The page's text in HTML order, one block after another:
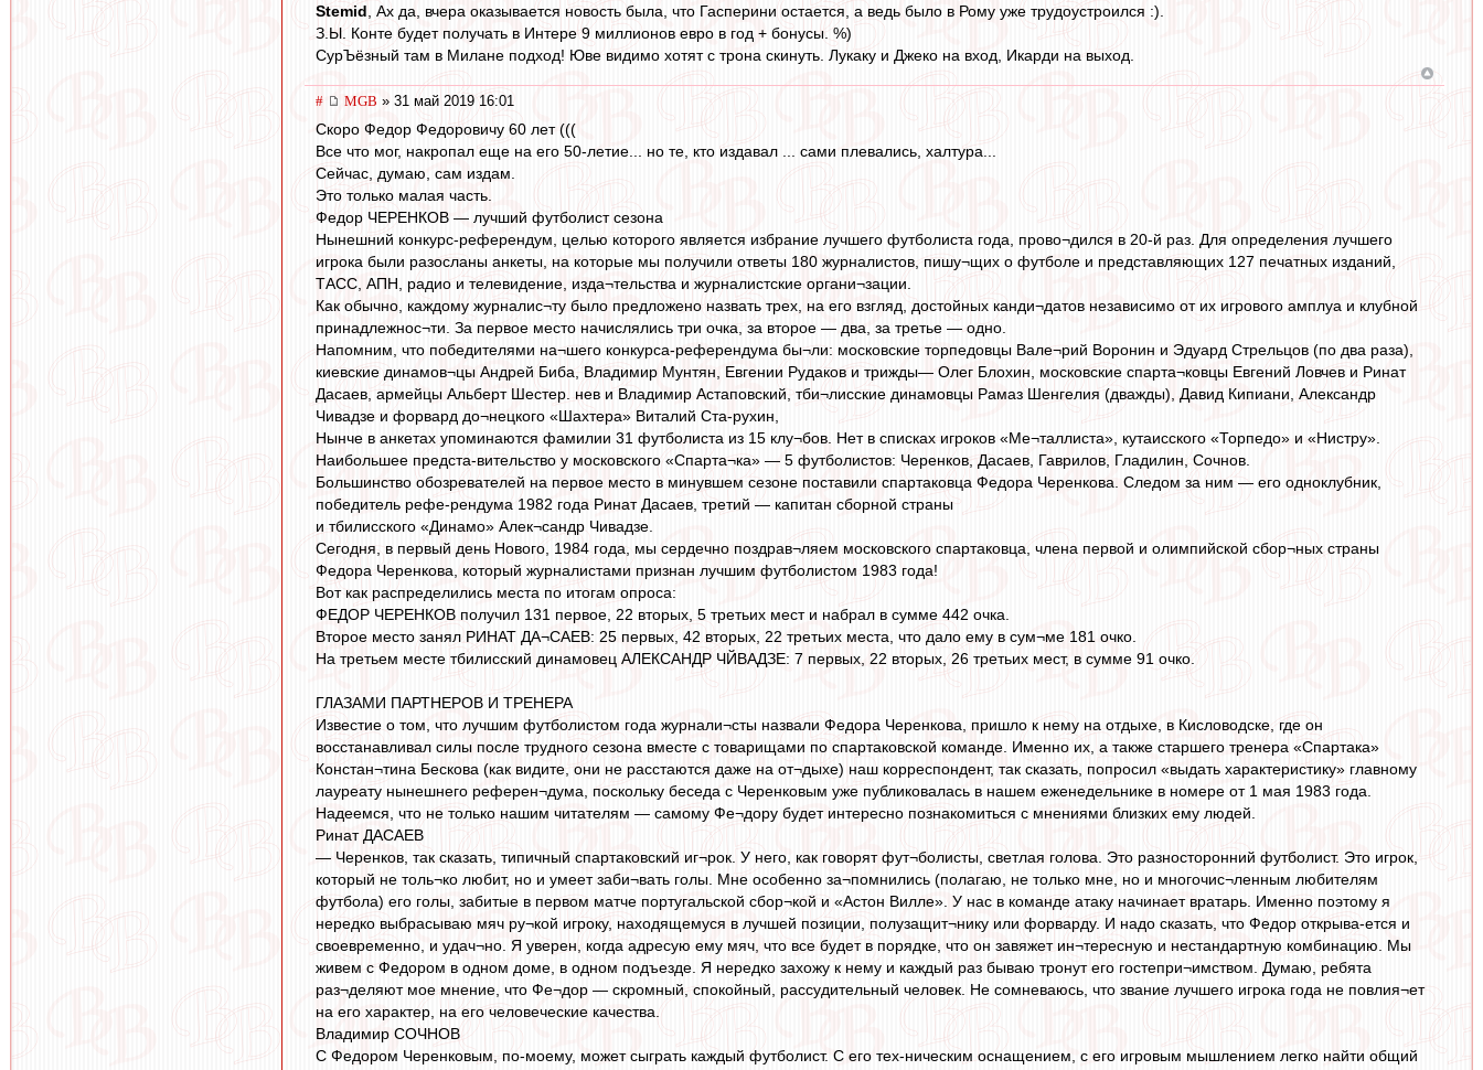
Stemid , Ах да, вчера оказывается новость была, что Гасперини остается, а ведь было в Рому уже трудоустроился :).
З.Ы. Конте будет получать в Интере 9 миллионов евро в год + бонусы. %)
СурЪёзный там в Милане подход! Юве видимо хотят с трона скинуть. Лукаку и Джеко на вход, Икарди на выход.
# MGB » 31 май 2019 16:01
Скоро Федор Федоровичу 60 лет (((
Все что мог, накропал еще на его 50-летие... но те, кто издавал ... сами плевались, халтура...
Сейчас, думаю, сам издам.
Это только малая часть.
Федор ЧЕРЕНКОВ — лучший футболист сезона
Нынешний конкурс-референдум, целью которого является избрание лучшего футболиста года, прово¬дился в 20-й раз. Для определения лучшего
игрока были разосланы анкеты, на которые мы получили ответы 180 журналистов, пишу¬щих о футболе и представляющих 127 печатных изданий,
ТАСС, АПН, радио и телевидение, изда¬тельства и журналистские органи¬зации.
Как обычно, каждому журналис¬ту было предложено назвать трех, на его взгляд, достойных канди¬датов независимо от их игрового амплуа и клубной
принадлежнос¬ти. За первое место начислялись три очка, за второе — два, за третье — одно.
Напомним, что победителями на¬шего конкурса-референдума бы¬ли: московские торпедовцы Вале¬рий Воронин и Эдуард Стрельцов (по два раза),
киевские динамов¬цы Андрей Биба, Владимир Мунтян, Евгении Рудаков и трижды— Олег Блохин, московские спарта¬ковцы Евгений Ловчев и Ринат
Дасаев, армейцы Альберт Шестер. нев и Владимир Астаповский, тби¬лисские динамовцы Рамаз Шенгелия (дважды), Давид Кипиани, Александр
Чивадзе и форвард до¬нецкого «Шахтера» Виталий Ста-рухин,
Нынче в анкетах упоминаются фамилии 31 футболиста из 15 клу¬бов. Нет в списках игроков «Ме¬таллиста», кутаисского «Торпедо» и «Нистру».
Наибольшее предста-вительство у московского «Спарта¬ка» — 5 футболистов: Черенков, Дасаев, Гаврилов, Гладилин, Сочнов.
Большинство обозревателей на первое место в минувшем сезоне поставили спартаковца Федора Черенкова. Следом за ним — его одноклубник,
победитель рефе-рендума 1982 года Ринат Дасаев, третий — капитан сборной страны
и тбилисского «Динамо» Алек¬сандр Чивадзе.
Сегодня, в первый день Нового, 1984 года, мы сердечно поздрав¬ляем московского спартаковца, члена первой и олимпийской сбор¬ных страны
Федора Черенкова, который журналистами признан лучшим футболистом 1983 года!
Вот как распределились места по итогам опроса:
ФЕДОР ЧЕРЕНКОВ получил 131 первое, 22 вторых, 5 третьих мест и набрал в сумме 442 очка.
Второе место занял РИНАТ ДА¬САЕВ: 25 первых, 42 вторых, 22 третьих места, что дало ему в сум¬ме 181 очко.
На третьем месте тбилисский динамовец АЛЕКСАНДР ЧЙВАДЗЕ: 7 первых, 22 вторых, 26 третьих мест, в сумме 91 очко.
ГЛАЗАМИ ПАРТНЕРОВ И ТРЕНЕРА
Известие о том, что лучшим футболистом года журнали¬сты назвали Федора Черенкова, пришло к нему на отдыхе, в Кисловодске, где он
восстанавливал силы после трудного сезона вместе с товарищами по спартаковской команде. Именно их, а также старшего тренера «Спартака»
Констан¬тина Бескова (как видите, они не расстаются даже на от¬дыхе) наш корреспондент, так сказать, попросил «выдать характеристику» главному
лауреату нынешнего референ¬дума, поскольку беседа с Черенковым уже публиковалась в нашем еженедельнике в номере от 1 мая 1983 года.
Надеемся, что не только нашим читателям — самому Фе¬дору будет интересно познакомиться с мнениями близких ему людей.
Ринат ДАСАЕВ
— Черенков, так сказать, типичный спартаковский иг¬рок. У него, как говорят фут¬болисты, светлая голова. Это разносторонний футболист. Это игрок,
который не толь¬ко любит, но и умеет заби¬вать голы. Мне особенно за¬помнились (полагаю, не только мне, но и многочис¬ленным любителям
футбола) его голы, забитые в первом матче португальской сбор¬кой и «Астон Вилле». У нас в команде атаку начинает вратарь. Именно поэтому я
нередко выбрасываю мяч ру¬кой игроку, находящемуся в лучшей позиции, полузащит¬нику или форварду. И надо сказать, что Федор открыва-ется и
своевременно, и удач¬но. Я уверен, когда адресую ему мяч, что все будет в порядке, что он завяжет ин¬тересную и нестандартную комбинацию. Мы
живем с Федором в одном доме, в одном подъезде. Я нередко захожу к нему и каждый раз бываю тронут его гостепри¬имством. Думаю, ребята
раз¬деляют мое мнение, что Фе¬дор — скромный, спокойный, рассудительный человек. Не сомневаюсь, что звание лучшего игрока года не повлия¬ет
на его характер, на его человеческие качества.
Владимир СОЧНОВ
С Федором Черенковым, по-моему, может сыграть каждый футболист. С его тех-ническим оснащением, с его игровым мышлением легко найти общий